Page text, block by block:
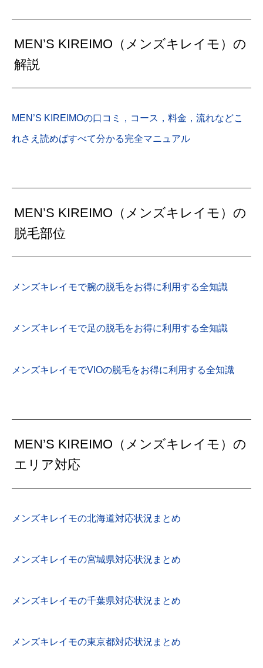
MEN’S KIREIMO（メンズキレイモ）の
解説
MEN’S KIREIMOの口コミ，コース，料金，流れなどこ
れさえ読めばすべて分かる完全マニュアル
MEN’S KIREIMO（メンズキレイモ）の
脱毛部位
メンズキレイモで腕の脱毛をお得に利用する全知識
メンズキレイモで足の脱毛をお得に利用する全知識
メンズキレイモでVIOの脱毛をお得に利用する全知識
MEN’S KIREIMO（メンズキレイモ）の
エリア対応
メンズキレイモの北海道対応状況まとめ
メンズキレイモの宮城県対応状況まとめ
メンズキレイモの千葉県対応状況まとめ
メンズキレイモの東京都対応状況まとめ